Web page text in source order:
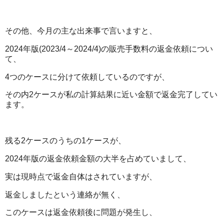
その他、今月の主な出来事で言いますと、
2024年版(2023/4～2024/4)の販売手数料の返金依頼につい
て、
4つのケースに分けて依頼しているのですが、
その内2ケースが私の計算結果に近い金額で返金完了してい
ます。
残る2ケースのうちの1ケースが、
2024年版の返金依頼金額の大半を占めていまして、
実は現時点で返金自体はされていますが、
返金しましたという連絡が無く、
このケースは返金依頼後に問題が発生し、